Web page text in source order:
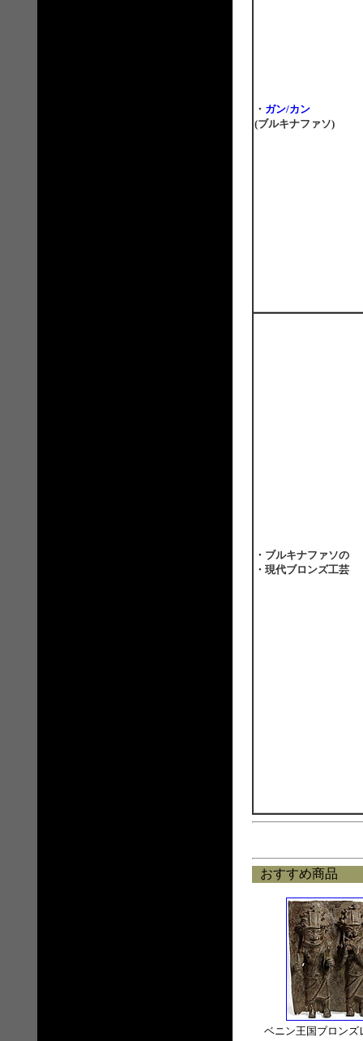
・ ガン/カン
(ブルキナファソ)
・ブルキナファソの
・現代ブロンズ工芸
おすすめ商品
ベニン王国ブロンズ